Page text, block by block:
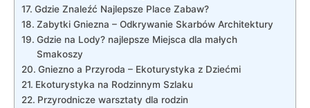
Gdzie Znaleźć Najlepsze Place‌ Zabaw?
Zabytki Gniezna​ –‍ Odkrywanie Skarbów‌ Architektury
Gdzie na Lody?‍ najlepsze ‍Miejsca⁣ dla małych
Smakoszy
Gniezno a ‍Przyroda – Ekoturystyka z Dziećmi
Ekoturystyka na Rodzinnym Szlaku
Przyrodnicze⁣ warsztaty dla rodzin